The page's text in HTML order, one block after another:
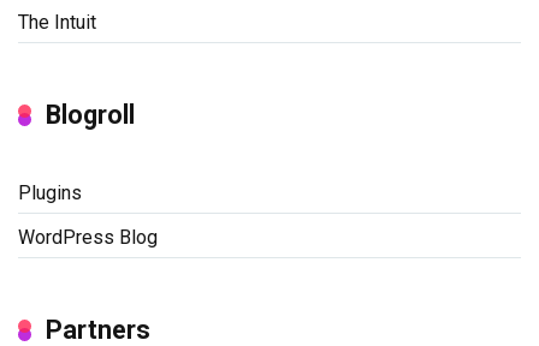
The Intuit
Blogroll
Plugins
WordPress Blog
Partners